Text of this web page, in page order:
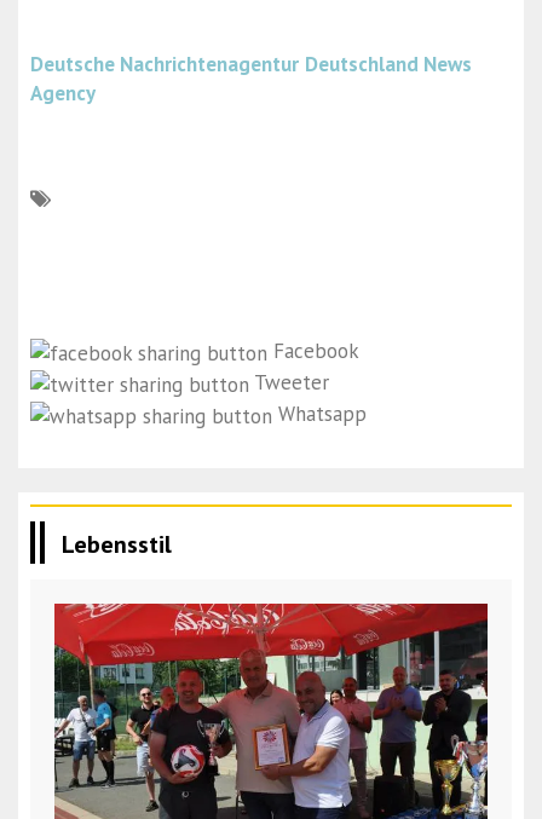
Deutsche Nachrichtenagentur Deutschland News
Agency
Facebook
Tweeter
Whatsapp
Lebensstil